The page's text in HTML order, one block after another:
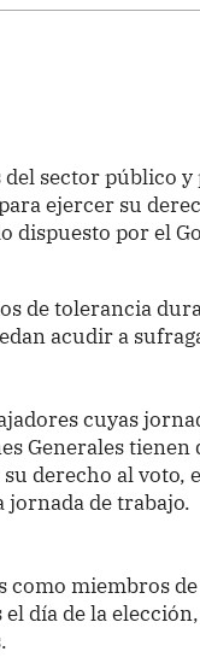
del sector público y
ejercer su
dispuesto por el
de tolerancia
acudir a
cuyas
Generales tienen
derecho al voto,
jornada de trabajo.
como miembros
día de la